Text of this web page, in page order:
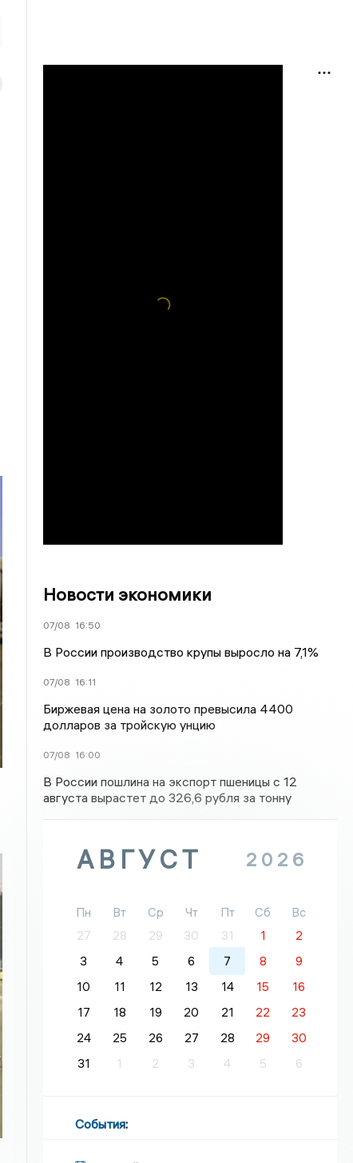
Новости экономики
07/08 16:50
В России производство крупы выросло на 7,1%
07/08 16:11
Биржевая цена на золото превысила 4400
долларов за тройскую унцию
07/08 16:00
В России пошлина на экспорт пшеницы с 12
августа вырастет до 326,6 рубля за тонну
АВГУСТ 2026
Пн Вт Ср Чт Пт Сб
Вс
27
28 29 30 31 1
2
3
4 5 6 7 8
9
10
11 12 13 14 15
16
17
18 19 20 21 22
23
24
25 26 27 28 29
30
31
1 2 3 4 5 6
События: